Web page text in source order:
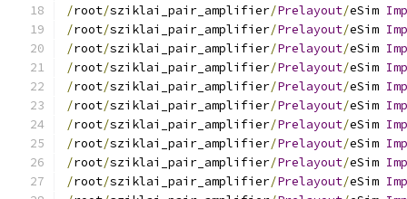
/root/sziklai_pair_amplifier/Prelayout/eSim
/root/sziklai_pair_amplifier/Prelayout/eSim
/root/sziklai_pair_amplifier/Prelayout/eSim
/root/sziklai_pair_amplifier/Prelayout/eSim
/root/sziklai_pair_amplifier/Prelayout/eSim
/root/sziklai_pair_amplifier/Prelayout/eSim
/root/sziklai_pair_amplifier/Prelayout/eSim
/root/sziklai_pair_amplifier/Prelayout/eSim
/root/sziklai_pair_amplifier/Prelayout/eSim
/root/sziklai_pair_amplifier/Prelayout/eSim